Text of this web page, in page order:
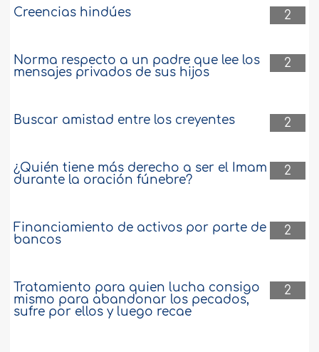
2
Creencias hindúes
2
Norma respecto a un padre que lee los
mensajes privados de sus hijos
2
Buscar amistad entre los creyentes
2
¿Quién tiene más derecho a ser el Imam
durante la oración fúnebre?
2
Financiamiento de activos por parte de
bancos
2
Tratamiento para quien lucha consigo
mismo para abandonar los pecados,
sufre por ellos y luego recae